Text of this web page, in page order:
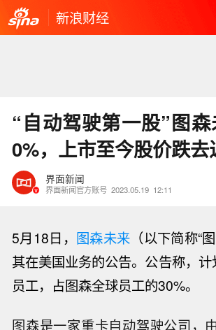
新浪财经
“自动驾驶第一股”图
0%，上市至今股价跌去
界面新闻
界面新闻官方账号 2023.05.19 12:11
5月18日， 图森未来 （以下简称“
其在美国业务的公告。公告称，
员工，占图森全球员工的30%。
图森是一家重卡自动驾驶公司，